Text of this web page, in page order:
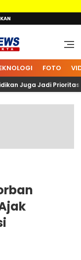
FOTO
Juga Jadi Prioritas